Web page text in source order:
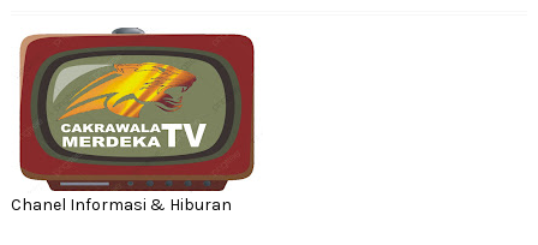
Chanel Informasi & Hiburan